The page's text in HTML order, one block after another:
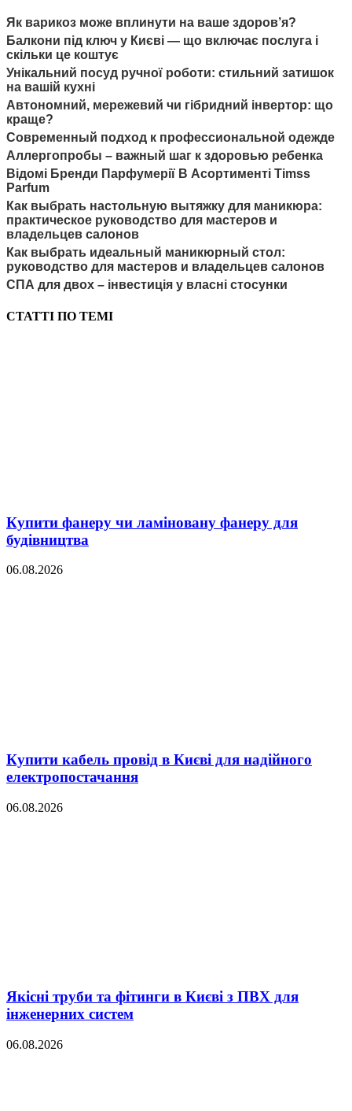
Як варикоз може вплинути на ваше здоров’я?
Балкони під ключ у Києві — що включає послуга і
скільки це коштує
Унікальний посуд ручної роботи: стильний затишок
на вашій кухні
Автономний, мережевий чи гібридний інвертор: що
краще?
Современный подход к профессиональной одежде
Аллергопробы – важный шаг к здоровью ребенка
Відомі Бренди Парфумерії В Асортименті Timss
Parfum
Как выбрать настольную вытяжку для маникюра:
практическое руководство для мастеров и
владельцев салонов
Как выбрать идеальный маникюрный стол:
руководство для мастеров и владельцев салонов
СПА для двох – інвестиція у власні стосунки
СТАТТІ ПО ТЕМІ
Купити фанеру чи ламіновану фанеру для
будівництва
06.08.2026
Купити кабель провід в Києві для надійного
електропостачання
06.08.2026
Якісні труби та фітинги в Києві з ПВХ для
інженерних систем
06.08.2026